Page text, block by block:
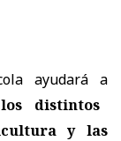
ayudará a
distintos
y las